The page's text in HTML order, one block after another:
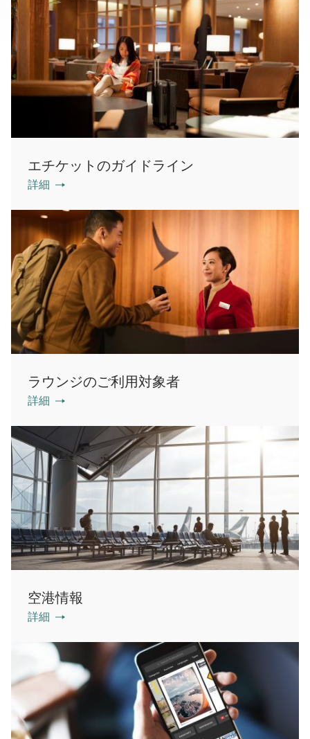
エチケットのガイドライン
詳細
ラウンジのご利用対象者
詳細
空港情報
詳細